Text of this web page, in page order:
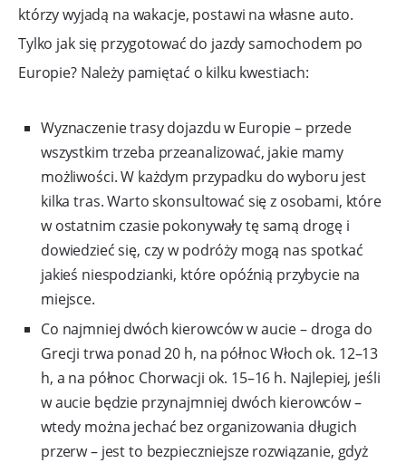
którzy wyjadą na wakacje, postawi na własne auto.
Tylko jak się przygotować do jazdy samochodem po
Europie? Należy pamiętać o kilku kwestiach:
Wyznaczenie trasy dojazdu w Europie – przede
wszystkim trzeba przeanalizować, jakie mamy
możliwości. W każdym przypadku do wyboru jest
kilka tras. Warto skonsultować się z osobami, które
w ostatnim czasie pokonywały tę samą drogę i
dowiedzieć się, czy w podróży mogą nas spotkać
jakieś niespodzianki, które opóźnią przybycie na
miejsce.
Co najmniej dwóch kierowców w aucie – droga do
Grecji trwa ponad 20 h, na północ Włoch ok. 12–13
h, a na północ Chorwacji ok. 15–16 h. Najlepiej, jeśli
w aucie będzie przynajmniej dwóch kierowców –
wtedy można jechać bez organizowania długich
przerw – jest to bezpieczniejsze rozwiązanie, gdyż